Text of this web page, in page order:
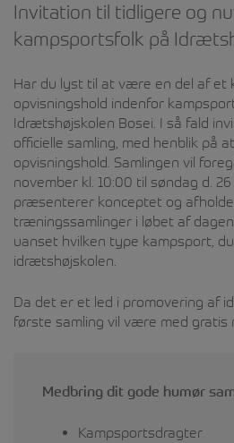
Invitation til tidligere og
kampsportsfolk på
Har du lyst til at være en del af et
opvisningshold indenfor
Idrætshøjskolen Bosei. I så fald
officielle samling, med henblik på
opvisningshold. Samlingen vil
november kl. 10:00 til søndag d. 26
præsenterer konceptet og
træningssamlinger i løbet af
uanset hvilken type kampsport,
idrætshøjskolen.
Da det er et led i promovering af
første samling vil være med gratis
Medbring dit gode humør
Kampsportsdragter